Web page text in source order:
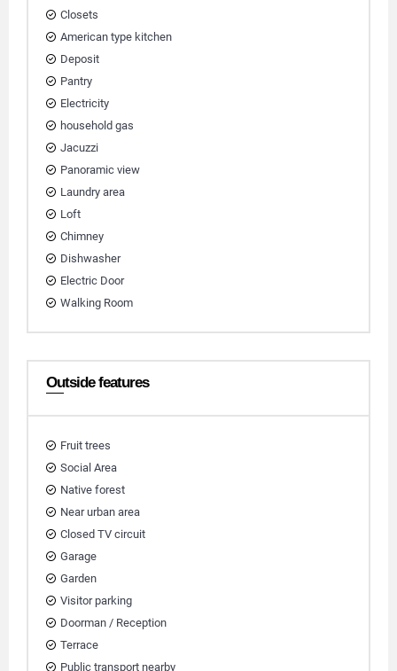
Closets
American type kitchen
Deposit
Pantry
Electricity
household gas
Jacuzzi
Panoramic view
Laundry area
Loft
Chimney
Dishwasher
Electric Door
Walking Room
Outside features
Fruit trees
Social Area
Native forest
Near urban area
Closed TV circuit
Garage
Garden
Visitor parking
Doorman / Reception
Terrace
Public transport nearby